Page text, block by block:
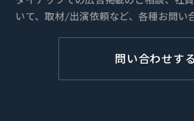
いて、取材/出演依頼など、各種お問い
問い合わせする